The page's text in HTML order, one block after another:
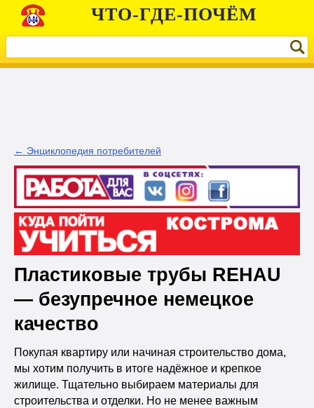
ЧТО-ГДЕ-ПОЧЁМ
← Энциклопедия потребителей
Пластиковые трубы REHAU
— безупречное немецкое
качество
Покупая квартиру или начиная строительство дома,
мы хотим получить в итоге надёжное и крепкое
жилище. Тщательно выбираем материалы для
строительства и отделки. Но не менее важным